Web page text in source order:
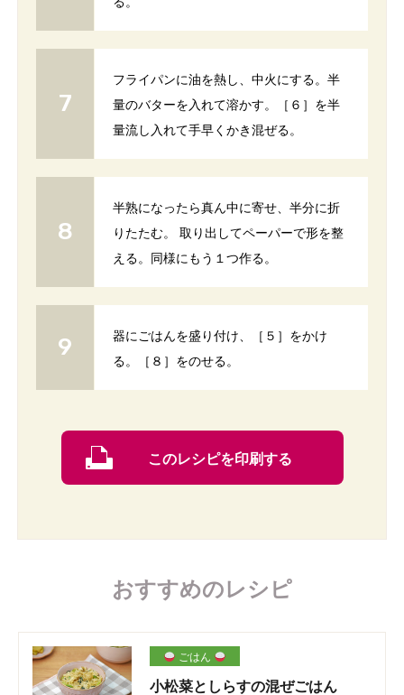
フライパンに油を熱し、中火にする。半
量のバターを入れて溶かす。［６］を半
量流し入れて手早くかき混ぜる。
半熟になったら真ん中に寄せ、半分に折
りたたむ。 取り出してペーパーで形を整
える。同様にもう１つ作る。
器にごはんを盛り付け、［５］をかけ
る。［８］をのせる。
このレシピを印刷する
おすすめのレシピ
ごはん
小松菜としらすの混ぜごはん